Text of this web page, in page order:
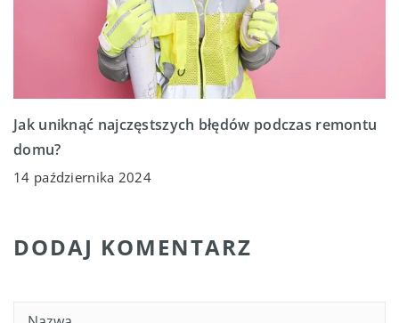
Jak uniknąć najczęstszych błędów podczas remontu
domu?
14 października 2024
DODAJ KOMENTARZ